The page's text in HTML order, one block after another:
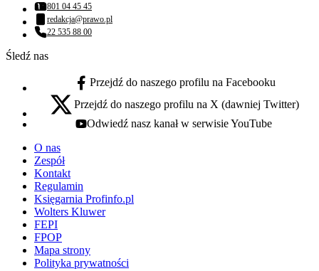
Numer telefonu:
801 04 45 45
Adres email:
redakcja@prawo.pl
Numer telefonu:
22 535 88 00
Śledź nas
facebook - otwiera się w nowej karcie
Przejdź do naszego profilu na Facebooku
x - otwiera się w nowej karcie
Przejdź do naszego profilu na X (dawniej Twitter)
youtube - otwiera się w nowej karcie
Odwiedź nasz kanał w serwisie YouTube
O nas
Zespół
Kontakt
Regulamin
Księgarnia Profinfo.pl
Wolters Kluwer
FEPI
FPOP
Mapa strony
Polityka prywatności